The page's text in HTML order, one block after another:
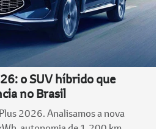
o SUV híbrido que
no Brasil
2026. Analisamos a nova